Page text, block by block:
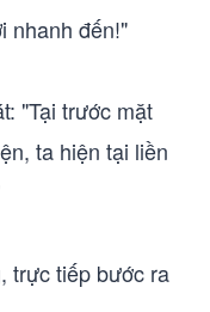
nhanh đến!"
"Tại trước mặt
ta hiện tại liền
trực tiếp bước ra